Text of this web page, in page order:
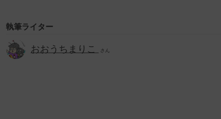
執筆ライター
おおうちまりこ さん